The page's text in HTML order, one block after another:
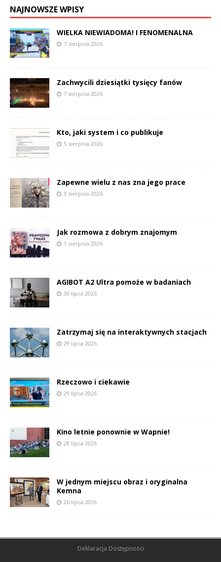
NAJNOWSZE WPISY
WIELKA NIEWIADOMA! I FENOMENALNA
7 sierpnia 2026
Zachwycili dziesiątki tysięcy fanów
7 sierpnia 2026
Kto, jaki system i co publikuje
5 sierpnia 2026
Zapewne wielu z nas zna jego prace
3 sierpnia 2026
Jak rozmowa z dobrym znajomym
1 sierpnia 2026
AGIBOT A2 Ultra pomoże w badaniach
30 lipca 2026
Zatrzymaj się na interaktywnych stacjach
29 lipca 2026
Rzeczowo i ciekawie
29 lipca 2026
Kino letnie ponownie w Wapnie!
28 lipca 2026
W jednym miejscu obraz i oryginalna
Kemna
26 lipca 2026
Deklaracja Dostępności